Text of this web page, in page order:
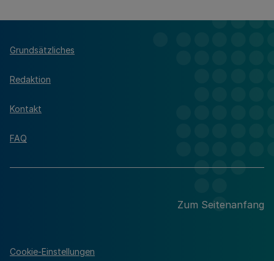
Grundsätzliches
Redaktion
Kontakt
FAQ
Zum Seitenanfang
Cookie-Einstellungen